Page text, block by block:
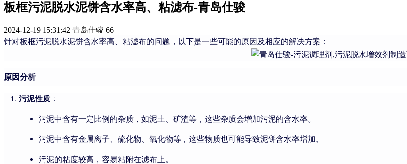
板框污泥脱水泥饼含水率高、粘滤布-青岛仕骏
2024-12-19 15:31:42 青岛仕骏 66
针对板框污泥脱水泥饼含水率高、粘滤布的问题，以下是一些可能的原因及相应的解决方案：
原因分析
污泥性质 ：
污泥中含有一定比例的杂质，如泥土、矿渣等，这些杂质会增加污泥的含水率。
污泥中含有金属离子、硫化物、氧化物等，这些物质也可能导致泥饼含水率增加。
污泥的粘度较高，容易粘附在滤布上。